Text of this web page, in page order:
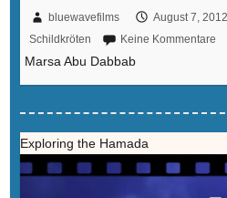
bluewavefilms August 7, 2012
Schildkröten
Keine Kommentare
Marsa Abu Dabbab
Exploring the Hamada